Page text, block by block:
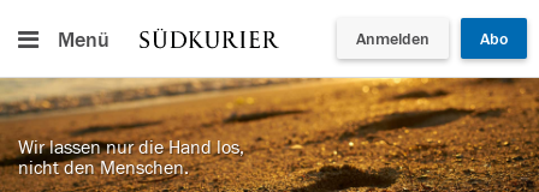
Menü Anmelden Abo
Wir lassen nur die Hand los,
nicht den Menschen.